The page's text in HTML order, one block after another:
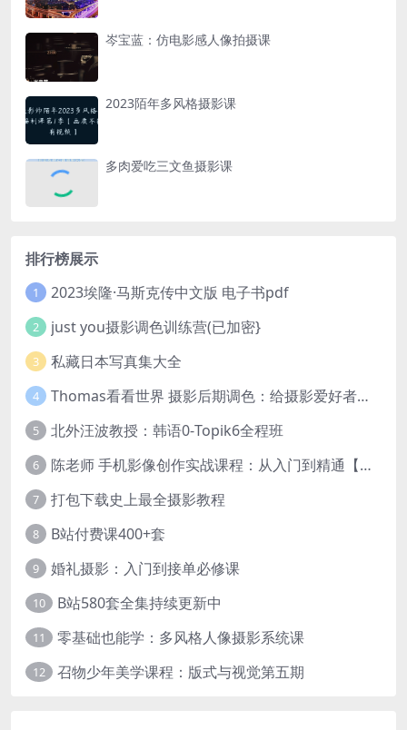
岑宝蓝：仿电影感人像拍摄课
2023陌年多风格摄影课
多肉爱吃三文鱼摄影课
排行榜展示
1 2023埃隆·马斯克传中文版 电子书pdf
2 just you摄影调色训练营(已加密}
3 私藏日本写真集大全
4 Thomas看看世界 摄影后期调色：给摄影爱好者的色彩课 网盘下载
5 北外汪波教授：韩语0-Topik6全程班
6 陈老师 手机影像创作实战课程：从入门到精通【完结】
7 打包下载史上最全摄影教程
8 B站付费课400+套
9 婚礼摄影：入门到接单必修课
10 B站580套全集持续更新中
11 零基础也能学：多风格人像摄影系统课
12 召物少年美学课程：版式与视觉第五期